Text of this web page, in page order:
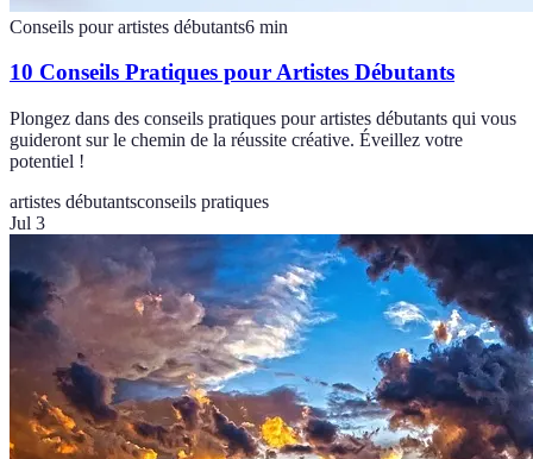
Conseils pour artistes débutants6 min
10 Conseils Pratiques pour Artistes Débutants
Plongez dans des conseils pratiques pour artistes débutants qui vous
guideront sur le chemin de la réussite créative. Éveillez votre
potentiel !
artistes débutantsconseils pratiques
Jul 3